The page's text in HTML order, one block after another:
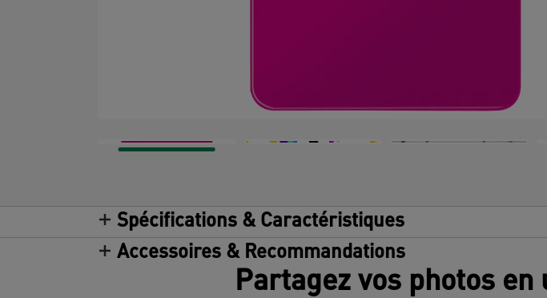
Spécifications & Caractéristiques
Accessoires & Recommandations
Partagez vos photos